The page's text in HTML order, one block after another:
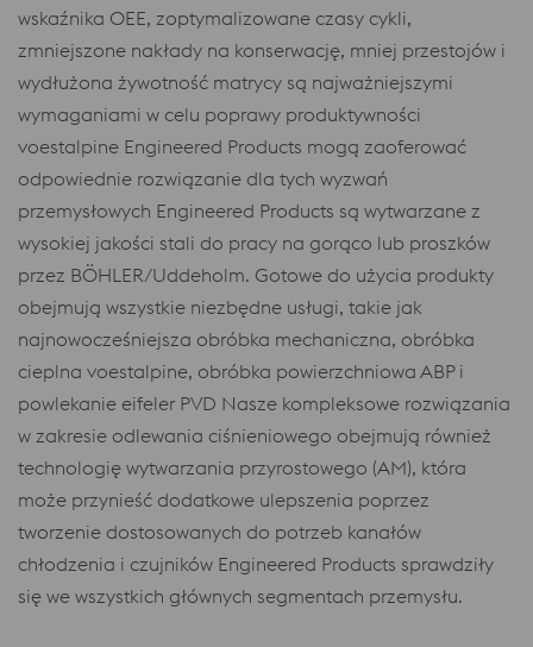
wskaźnika OEE, zoptymalizowane czasy cykli,
zmniejszone nakłady na konserwację, mniej przestojów i
wydłużona żywotność matrycy są najważniejszymi
wymaganiami w celu poprawy produktywności
voestalpine Engineered Products mogą zaoferować
odpowiednie rozwiązanie dla tych wyzwań
przemysłowych Engineered Products są wytwarzane z
wysokiej jakości stali do pracy na gorąco lub proszków
przez BÖHLER/Uddeholm. Gotowe do użycia produkty
obejmują wszystkie niezbędne usługi, takie jak
najnowocześniejsza obróbka mechaniczna, obróbka
cieplna voestalpine, obróbka powierzchniowa ABP i
powlekanie eifeler PVD Nasze kompleksowe rozwiązania
w zakresie odlewania ciśnieniowego obejmują również
technologię wytwarzania przyrostowego (AM), która
może przynieść dodatkowe ulepszenia poprzez
tworzenie dostosowanych do potrzeb kanałów
chłodzenia i czujników Engineered Products sprawdziły
się we wszystkich głównych segmentach przemysłu.